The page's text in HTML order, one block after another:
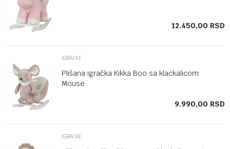
12.450,00 RSD
IGRAČKE
Plišana igračka Kikka Boo sa klackalicom
Mouse
9.990,00 RSD
IGRAČKE